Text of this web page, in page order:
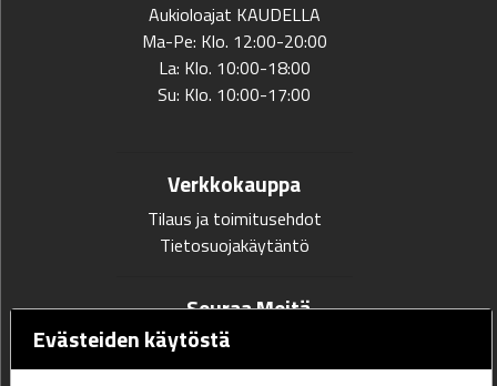
Aukioloajat KAUDELLA
Ma-Pe: Klo. 12:00-20:00
La: Klo. 10:00-18:00
Su: Klo. 10:00-17:00
Verkkokauppa
Tilaus ja toimitusehdot
Tietosuojakäytäntö
Seuraa Meitä
Evästeiden käytöstä